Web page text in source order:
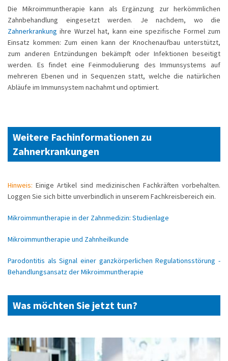
Die Mikroimmuntherapie kann als Ergänzung zur herkömmlichen
Zahnbehandlung eingesetzt werden. Je nachdem, wo die
Zahnerkrankung ihre Wurzel hat, kann eine spezifische Formel zum
Einsatz kommen: Zum einen kann der Knochenaufbau unterstützt,
zum anderen Entzündungen bekämpft oder Infektionen beseitigt
werden. Es findet eine Feinmodulierung des Immunsystems auf
mehreren Ebenen und in Sequenzen statt, welche die natürlichen
Abläufe im Immunsystem nachahmt und optimiert.
Weitere Fachinformationen zu
Zahnerkrankungen
Hinweis: Einige Artikel sind medizinischen Fachkräften vorbehalten.
Loggen Sie sich bitte unverbindlich in unserem Fachkreisbereich ein.
Mikroimmuntherapie in der Zahnmedizin: Studienlage
Mikroimmuntherapie und Zahnheilkunde
Parodontitis als Signal einer ganzkörperlichen Regulationsstörung -
Behandlungsansatz der Mikroimmuntherapie
Was möchten Sie jetzt tun?